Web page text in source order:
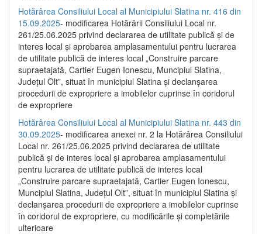
Hotărârea Consiliului Local al Municipiului Slatina nr. 416 din
15.09.2025- modificarea Hotărârii Consiliului Local nr.
261/25.06.2025 privind declararea de utilitate publică și de
interes local și aprobarea amplasamentului pentru lucrarea
de utilitate publică de interes local „Construire parcare
supraetajată, Cartier Eugen Ionescu, Muncipiul Slatina,
Județul Olt”, situat în municipiul Slatina și declanșarea
procedurii de expropriere a imobilelor cuprinse în coridorul
de expropriere
Hotărârea Consiliului Local al Municipiului Slatina nr. 443 din
30.09.2025- modificarea anexei nr. 2 la Hotărârea Consiliului
Local nr. 261/25.06.2025 privind declararea de utilitate
publică şi de interes local şi aprobarea amplasamentului
pentru lucrarea de utilitate publică de interes local
„Construire parcare supraetajată, Cartier Eugen Ionescu,
Muncipiul Slatina, Judeţul Olt”, situat în municipiul Slatina şi
declanşarea procedurii de expropriere a imobilelor cuprinse
în coridorul de expropriere, cu modificările şi completările
ulterioare